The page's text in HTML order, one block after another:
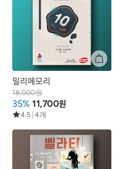
밀리메모리
18,000원
35% 11,700원
4.5 4개